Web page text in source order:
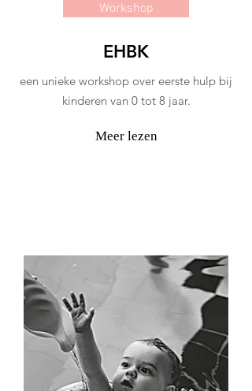
Workshop
EHBK
een unieke workshop over eerste hulp bij
kinderen van 0 tot 8 jaar.
Meer lezen